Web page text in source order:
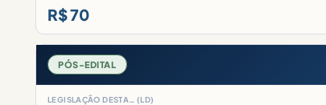
R$ 70
PÓS-EDITAL
LEGISLAÇÃO DESTA… (LD)